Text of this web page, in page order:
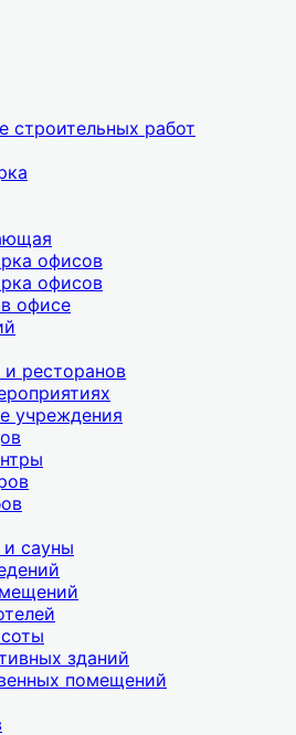
строительных работ
офисов
офисов
офисе
ресторанов
учреждения
сауны
зданий
помещений